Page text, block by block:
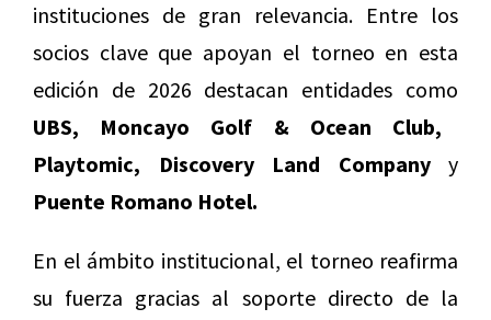
instituciones de gran relevancia. Entre los
socios clave que apoyan el torneo en esta
edición de 2026 destacan entidades como
UBS, Moncayo Golf & Ocean Club,
Playtomic, Discovery Land Companyy
Puente Romano Hotel.
En el ámbito institucional, el torneo reafirma
su fuerza gracias al soporte directo de la